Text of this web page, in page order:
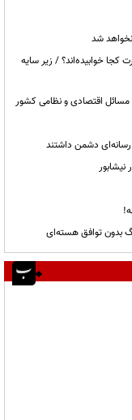
نخواهد شد
کجا خوابیده‌اند؟ / زیر سایه
مسائل اقتصادی و نظامی کشور
رسانه‌ای دشمن داشتند
بدون توافق هسته‌ای